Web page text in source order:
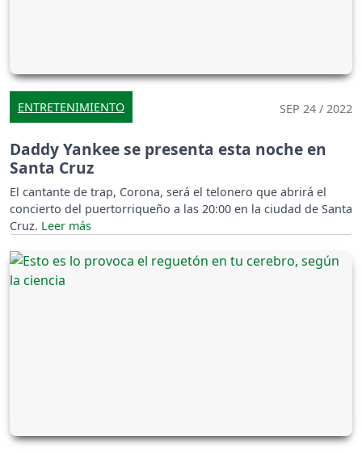
ENTRETENIMIENTO SEP 24 / 2022
Daddy Yankee se presenta esta noche en
Santa Cruz
El cantante de trap, Corona, será el telonero que abrirá el
concierto del puertorriqueño a las 20:00 en la ciudad de Santa
Cruz.